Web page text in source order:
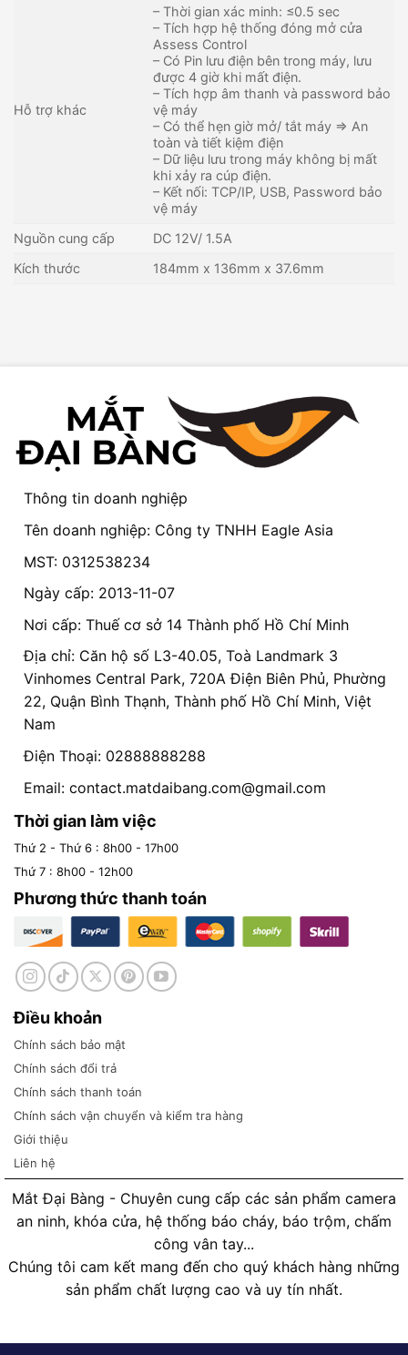
Hỗ trợ khác
– Thời gian xác minh: ≤0.5 sec
– Tích hợp hệ thống đóng mở cửa
Assess Control
– Có Pin lưu điện bên trong máy, lưu
được 4 giờ khi mất điện.
– Tích hợp âm thanh và password bảo
vệ máy
– Có thể hẹn giờ mở/ tắt máy => An
toàn và tiết kiệm điện
– Dữ liệu lưu trong máy không bị mất
khi xảy ra cúp điện.
– Kết nối: TCP/IP, USB, Password bảo
vệ máy
Nguồn cung cấp
DC 12V/ 1.5A
Kích thước
184mm x 136mm x 37.6mm
Thông tin doanh nghiệp
Tên doanh nghiệp: Công ty TNHH Eagle Asia
MST: 0312538234
Ngày cấp: 2013-11-07
Nơi cấp: Thuế cơ sở 14 Thành phố Hồ Chí Minh
Địa chỉ: Căn hộ số L3-40.05, Toà Landmark 3
Vinhomes Central Park, 720A Điện Biên Phủ, Phường
22, Quận Bình Thạnh, Thành phố Hồ Chí Minh, Việt
Nam
Điện Thoại: 02888888288
Email: contact.matdaibang.com@gmail.com
Thời gian làm việc
Thứ 2 - Thứ 6 : 8h00 - 17h00
Thứ 7 : 8h00 - 12h00
Phương thức thanh toán
Điều khoản
Chính sách bảo mật
Chính sách đổi trả
Chính sách thanh toán
Chính sách vận chuyển và kiểm tra hàng
Giới thiệu
Liên hệ
Mắt Đại Bàng - Chuyên cung cấp các sản phẩm camera
an ninh, khóa cửa, hệ thống báo cháy, báo trộm, chấm
công vân tay...
Chúng tôi cam kết mang đến cho quý khách hàng những
sản phẩm chất lượng cao và uy tín nhất.